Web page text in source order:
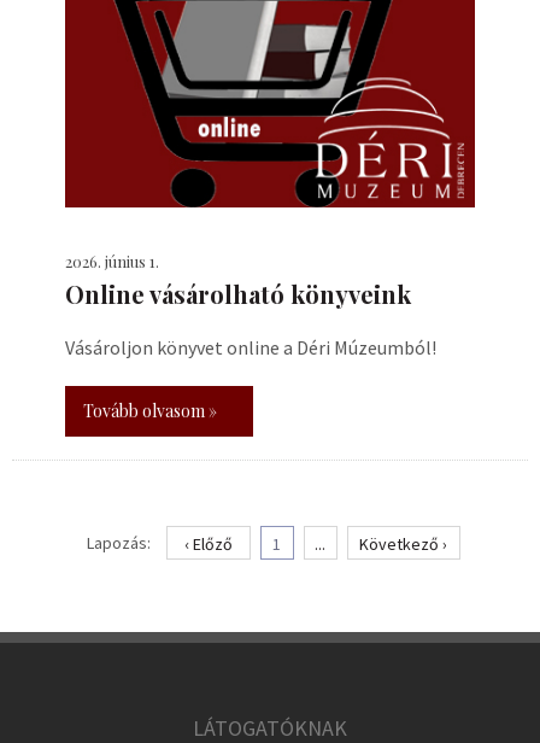
2026. június 1.
Online vásárolható könyveink
Vásároljon könyvet online a Déri Múzeumból!
Tovább olvasom »
Lapozás: ‹ Előző 1 ... Következő ›
LÁTOGATÓKNAK